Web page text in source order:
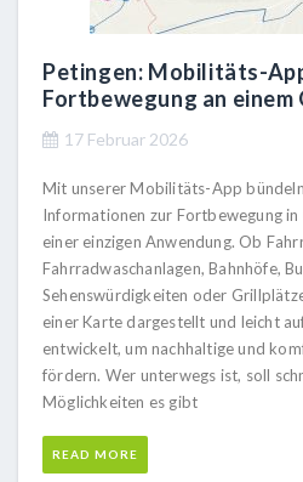
Petingen: Mobilitäts-
Fortbewegung an einem
17 Februar 2026
Mit unserer Mobilitäts-App
Informationen zur Fortbewegung in
einer einzigen Anwendung. Ob
Fahrradwaschanlagen, Bahnhöfe,
Sehenswürdigkeiten oder
einer Karte dargestellt und leicht
entwickelt, um nachhaltige und
fördern. Wer unterwegs ist, soll
Möglichkeiten es gibt
READ MORE